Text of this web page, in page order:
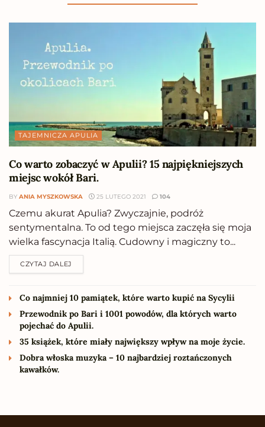
TAJEMNICZA APULIA
Co warto zobaczyć w Apulii? 15 najpiękniejszych
miejsc wokół Bari.
BY ANIA MYSZKOWSKA 25 LUTEGO 2021 104
Czemu akurat Apulia? Zwyczajnie, podróż
sentymentalna. To od tego miejsca zaczęła się moja
wielka fascynacja Italią. Cudowny i magiczny to...
CZYTAJ DALEJ
Co najmniej 10 pamiątek, które warto kupić na Sycylii
Przewodnik po Bari i 1001 powodów, dla których warto
pojechać do Apulii.
35 książek, które miały największy wpływ na moje życie.
Dobra włoska muzyka – 10 najbardziej roztańczonych
kawałków.